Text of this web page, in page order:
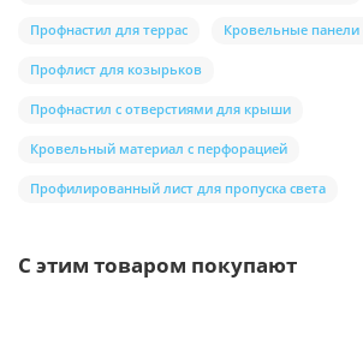
Профнастил для террас Кровельные панели
Профлист для козырьков
Профнастил с отверстиями для крыши
Кровельный материал с перфорацией
Профилированный лист для пропуска света
С этим товаром покупают